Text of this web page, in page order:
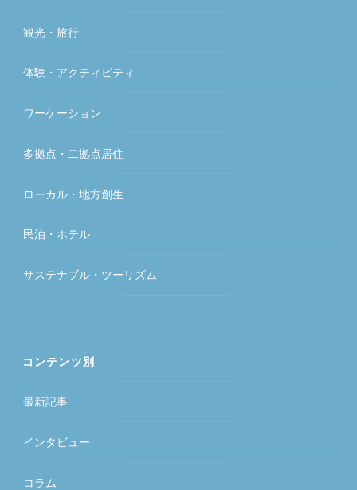
観光・旅行
体験・アクティビティ
ワーケーション
多拠点・二拠点居住
ローカル・地方創生
民泊・ホテル
サステナブル・ツーリズム
コンテンツ別
最新記事
インタビュー
コラム